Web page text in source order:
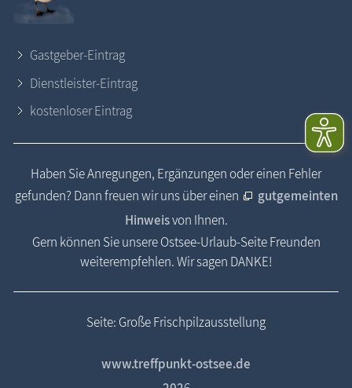
Gastgeber-Eintrag
Dienstleister-Eintrag
kostenloser Eintrag
Haben Sie Anregungen, Ergänzungen oder einen Fehler
gefunden? Dann freuen wir uns über einen
gutgemeinten
Hinweisvon Ihnen.
Gern können Sie unsere Ostsee-Urlaub-Seite Freunden
weiterempfehlen. Wir sagen DANKE!
Seite: Große Frischpilzausstellung
www.treffpunkt-ostsee.de